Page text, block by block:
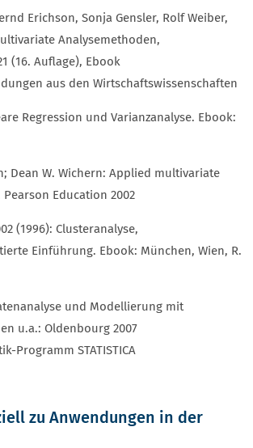
Erichson, Sonja Gensler, Rolf Weiber,
Analysemethoden,
(16. Auflage), Ebook
aus den Wirtschaftswissenschaften
Regression und Varianzanalyse. Ebook:
Dean W. Wichern: Applied multivariate
Education 2002
(1996): Clusteranalyse,
Einführung. Ebook: München, Wien, R.
und Modellierung mit
u.a.: Oldenbourg 2007
Programm STATISTICA
zu Anwendungen in der